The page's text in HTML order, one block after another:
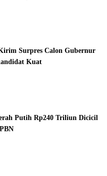
Surpres Calon Gubernur
Kuat
Putih Rp240 Triliun Dicicil